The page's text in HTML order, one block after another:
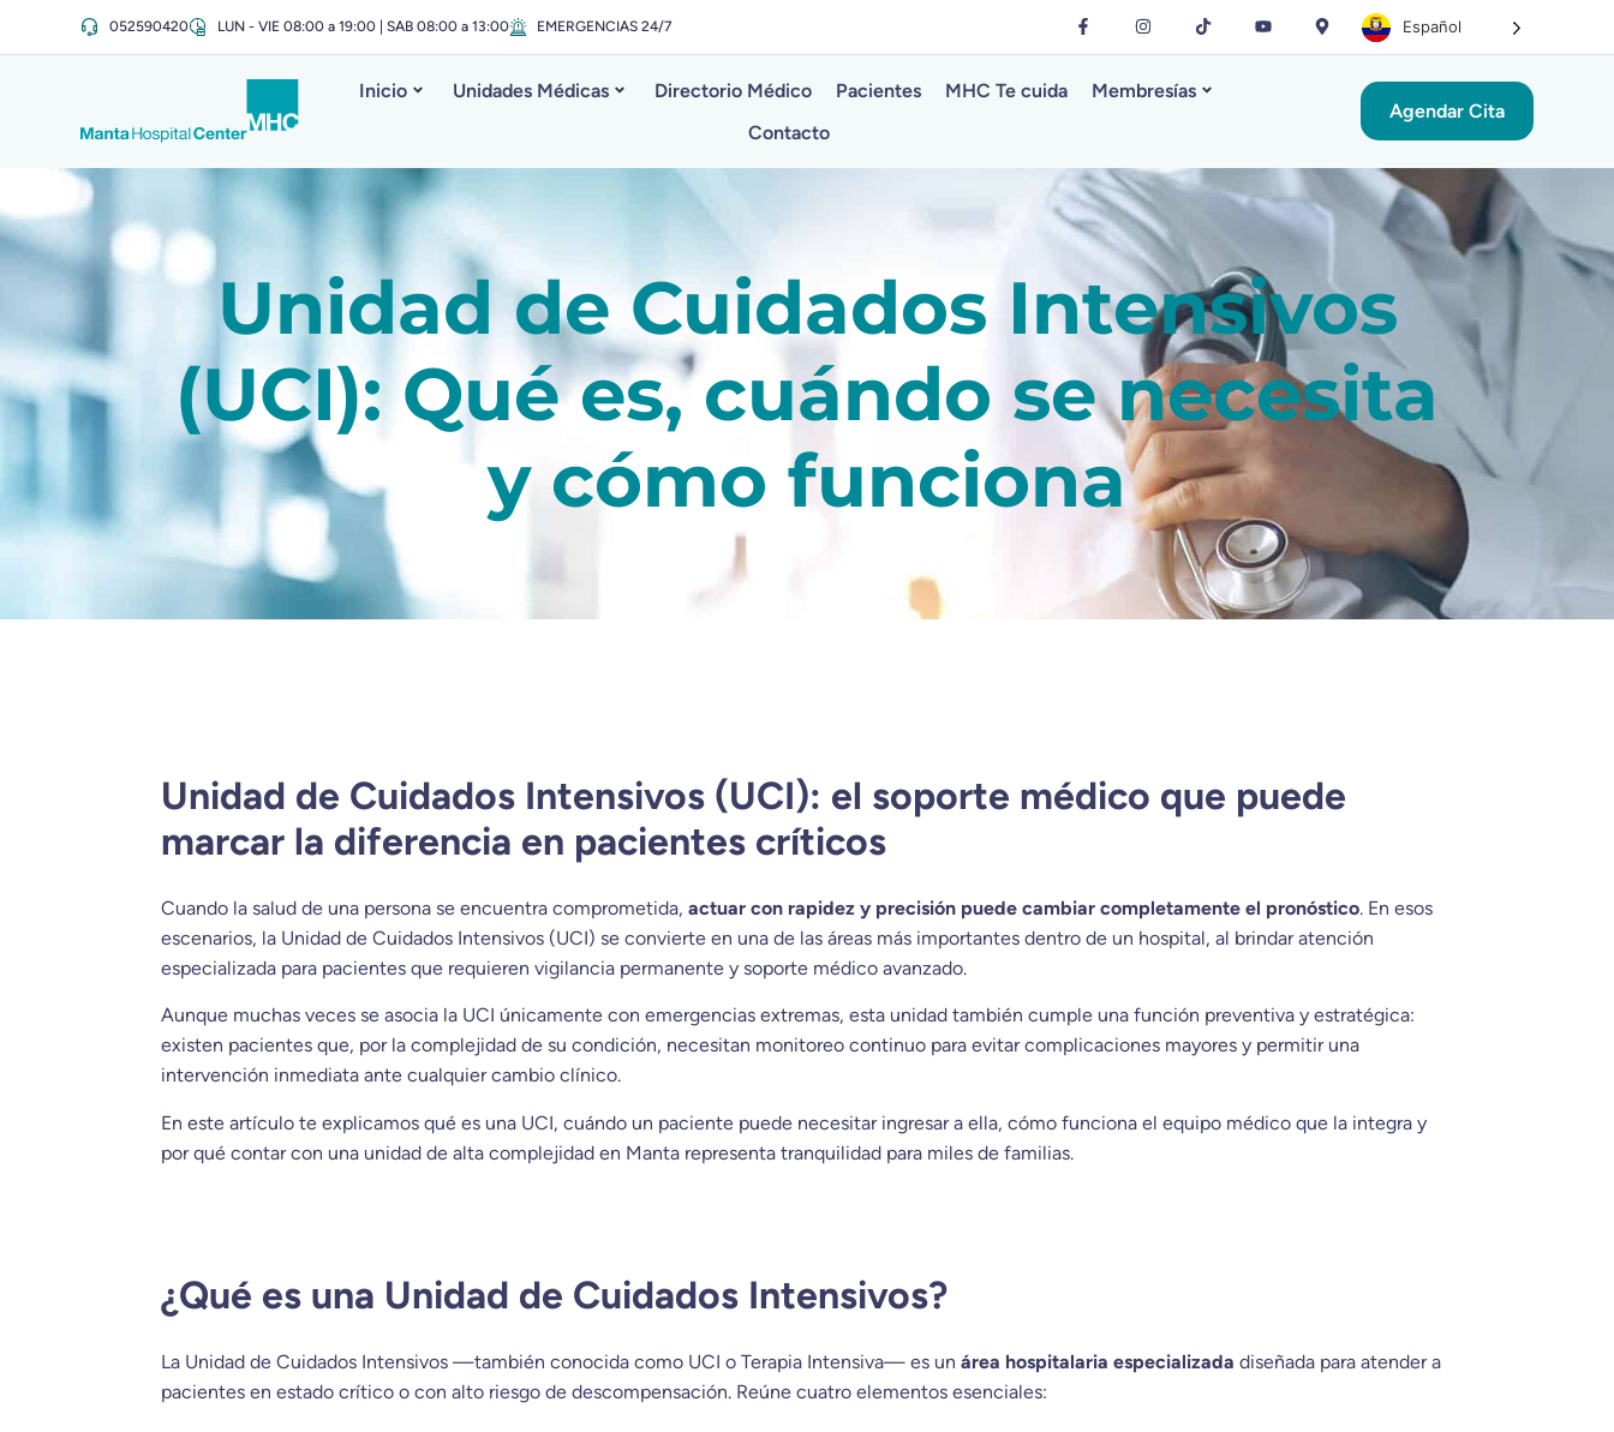
052590420 LUN - VIE 08:00 a 19:00 | SAB 08:00 a 13:00 EMERGENCIAS 24/7 Español
Inicio Unidades Médicas Directorio Médico Pacientes MHC Te cuida
Membresías
Contacto
Agendar Cita
Unidad de Cuidados Intensivos
(UCI): Qué es, cuándo se necesita
y cómo funciona
Unidad de Cuidados Intensivos (UCI): el soporte médico que puede
marcar la diferencia en pacientes críticos
Cuando la salud de una persona se encuentra comprometida,actuar con rapidez y precisión puede cambiar completamente el pronóstico. En esos
escenarios, la Unidad de Cuidados Intensivos (UCI) se convierte en una de las áreas más importantes dentro de un hospital, al brindar atención
especializada para pacientes que requieren vigilancia permanente y soporte médico avanzado.
Aunque muchas veces se asocia la UCI únicamente con emergencias extremas, esta unidad también cumple una función preventiva y estratégica:
existen pacientes que, por la complejidad de su condición, necesitan monitoreo continuo para evitar complicaciones mayores y permitir una
intervención inmediata ante cualquier cambio clínico.
En este artículo te explicamos qué es una UCI, cuándo un paciente puede necesitar ingresar a ella, cómo funciona el equipo médico que la integra y
por qué contar con una unidad de alta complejidad en Manta representa tranquilidad para miles de familias.
¿Qué es una Unidad de Cuidados Intensivos?
La Unidad de Cuidados Intensivos —también conocida como UCI o Terapia Intensiva— es unárea hospitalaria especializada diseñada para atender a
pacientes en estado crítico o con alto riesgo de descompensación. Reúne cuatro elementos esenciales: